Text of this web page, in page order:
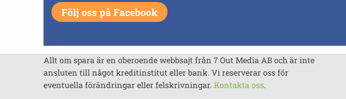
Följ oss på Facebook
Allt om spara är en oberoende webbsajt från 7 Out Media AB och är inte
ansluten till något kreditinstitut eller bank. Vi reserverar oss för
eventuella förändringar eller felskrivningar. Kontakta oss.